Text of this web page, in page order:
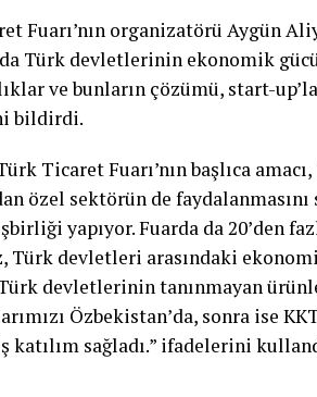
Fuarı’nın organizatörü Aygün
Türk devletlerinin ekonomik
ve bunların çözümü, start-
bildirdi.
Ticaret Fuarı’nın başlıca
özel sektörün de
yapıyor. Fuarda da 20’den
Türk devletleri arasındaki
devletlerinin tanınmayan
Özbekistan’da, sonra ise
katılım sağladı.” ifadelerini